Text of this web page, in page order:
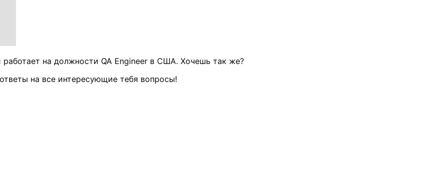
на должности QA Engineer в США. Хочешь так же?
на все интересующие тебя вопросы!